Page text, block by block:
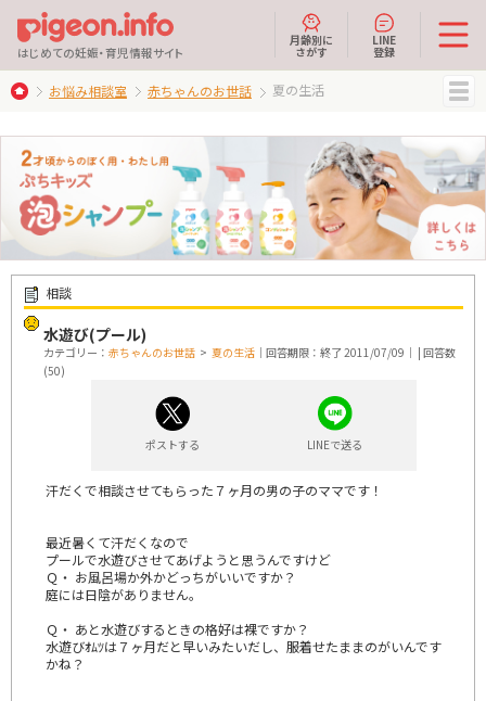
はじめての妊娠・育児情報サイト
月齢別に
さがす
LINE
登録
お悩み相談室 赤ちゃんのお世話 夏の生活
相談
水遊び(プール)
カテゴリー： 赤ちゃんのお世話 > 夏の生活 ｜回答期限：終了 2011/07/09｜ | 回答数
(50)
ポストする LINEで送る
汗だくで相談させてもらった７ヶ月の男の子のママです！
最近暑くて汗だくなので
プールで水遊びさせてあげようと思うんですけど
Ｑ・ お風呂場か外かどっちがいいですか？
庭には日陰がありません。
Ｑ・ あと水遊びするときの格好は裸ですか？
水遊びｵﾑﾂは７ヶ月だと早いみたいだし、服着せたままのがいんです
かね？